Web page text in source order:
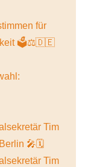
für
🗳️⚖️🇩🇪
Tim
🎤🗓️
Tim